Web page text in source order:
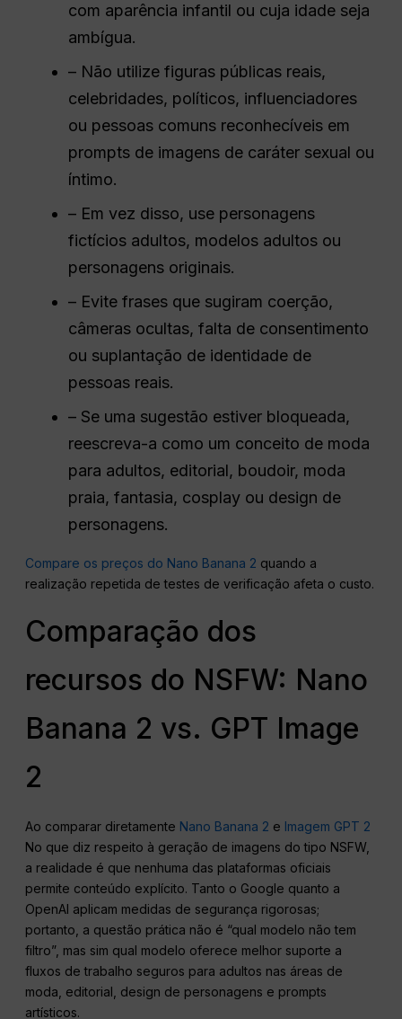
com aparência infantil ou cuja idade seja
ambígua.
– Não utilize figuras públicas reais,
celebridades, políticos, influenciadores
ou pessoas comuns reconhecíveis em
prompts de imagens de caráter sexual ou
íntimo.
– Em vez disso, use personagens
fictícios adultos, modelos adultos ou
personagens originais.
– Evite frases que sugiram coerção,
câmeras ocultas, falta de consentimento
ou suplantação de identidade de
pessoas reais.
– Se uma sugestão estiver bloqueada,
reescreva-a como um conceito de moda
para adultos, editorial, boudoir, moda
praia, fantasia, cosplay ou design de
personagens.
Compare os preços do Nano Banana 2 quando a
realização repetida de testes de verificação afeta o custo.
Comparação dos
recursos do NSFW: Nano
Banana 2 vs. GPT Image
2
Ao comparar diretamente Nano Banana 2 e Imagem GPT 2
No que diz respeito à geração de imagens do tipo NSFW,
a realidade é que nenhuma das plataformas oficiais
permite conteúdo explícito. Tanto o Google quanto a
OpenAI aplicam medidas de segurança rigorosas;
portanto, a questão prática não é “qual modelo não tem
filtro”, mas sim qual modelo oferece melhor suporte a
fluxos de trabalho seguros para adultos nas áreas de
moda, editorial, design de personagens e prompts
artísticos.